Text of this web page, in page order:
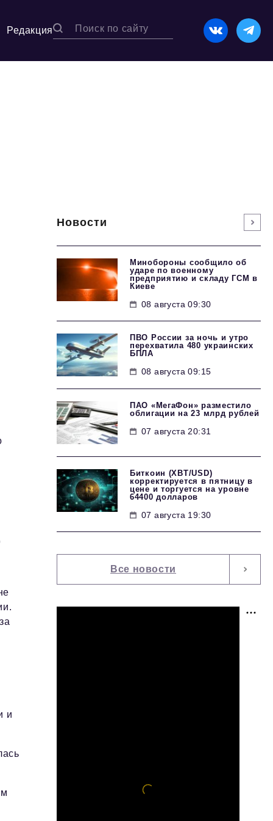
Редакция
и
Новости
Минобороны сообщило об
ударе по военному
предприятию и складу ГСМ в
Киеве
08 августа 09:30
ПВО России за ночь и утро
перехватила 480 украинских
БПЛА
08 августа 09:15
ПАО «МегаФон» разместило
облигации на 23 млрд рублей
07 августа 20:31
Биткоин (XBT/USD)
корректируется в пятницу в
цене и торгуется на уровне
64400 долларов
07 августа 19:30
Все новости